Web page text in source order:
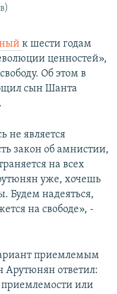
к шести годам
ценностей»,
Об этом в
сын Шанта
не является
закон об амнистии,
на всех
уже, хочешь
Будем надеяться,
на свободе», -
приемлемым
ответил:
приемлемости или